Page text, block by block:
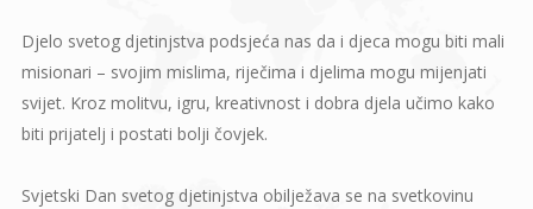
Djelo svetog djetinjstva podsjeća nas da i djeca mogu biti mali
misionari – svojim mislima, riječima i djelima mogu mijenjati
svijet. Kroz molitvu, igru, kreativnost i dobra djela učimo kako
biti prijatelj i postati bolji čovjek.
Svjetski Dan svetog djetinjstva obilježava se na svetkovinu